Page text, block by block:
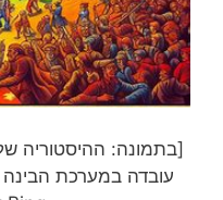
[בתמונה: ההיסטוריה